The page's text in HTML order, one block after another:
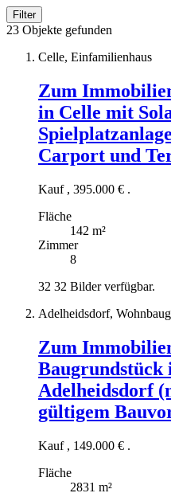
Filter
23 Objekte gefunden
Celle, Einfamilienhaus
Zum
in Celle mit
Carport und
Kauf , 395.000 € .
Fläche
142 m²
Zimmer
8
32 32 Bilder verfügbar.
Adelheidsdorf,
Zum
Baugrundstück
Adelheidsdorf
gültigem
Kauf , 149.000 € .
Fläche
2831 m²